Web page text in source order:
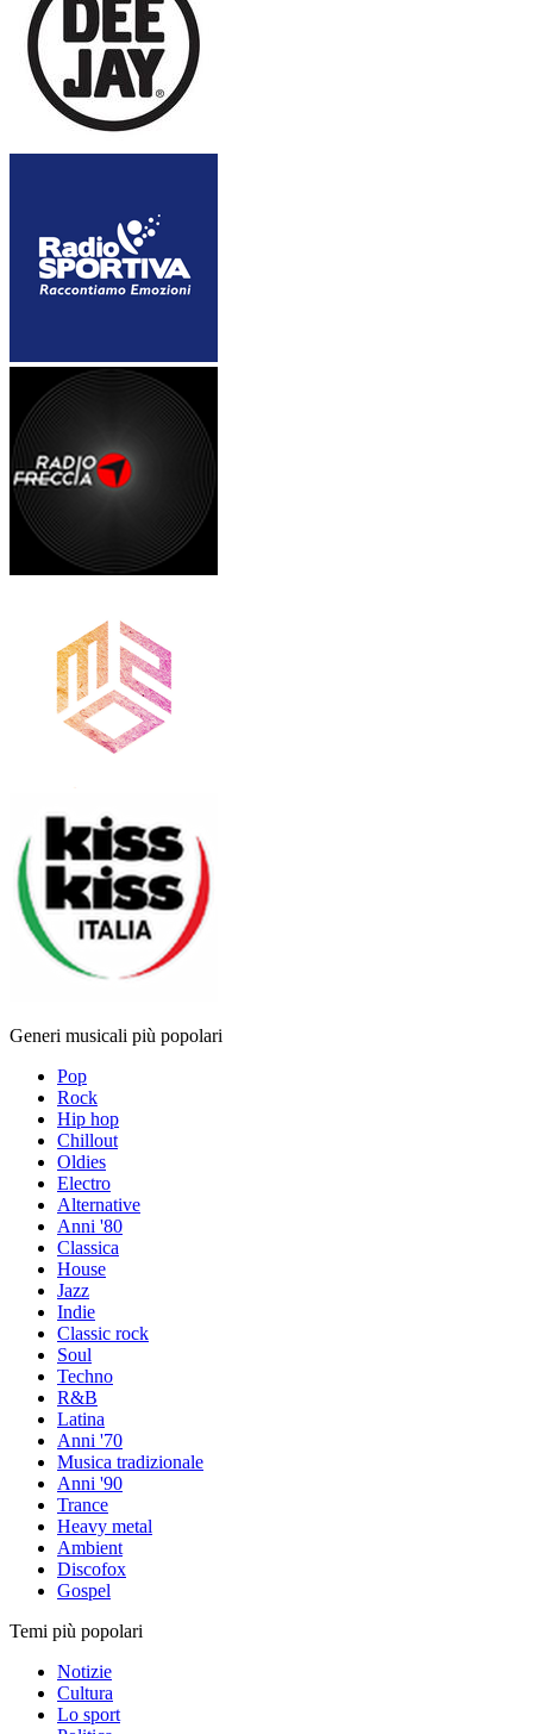
Generi musicali più popolari
Pop
Rock
Hip hop
Chillout
Oldies
Electro
Alternative
Anni '80
Classica
House
Jazz
Indie
Classic rock
Soul
Techno
R&B
Latina
Anni '70
Musica tradizionale
Anni '90
Trance
Heavy metal
Ambient
Discofox
Gospel
Temi più popolari
Notizie
Cultura
Lo sport